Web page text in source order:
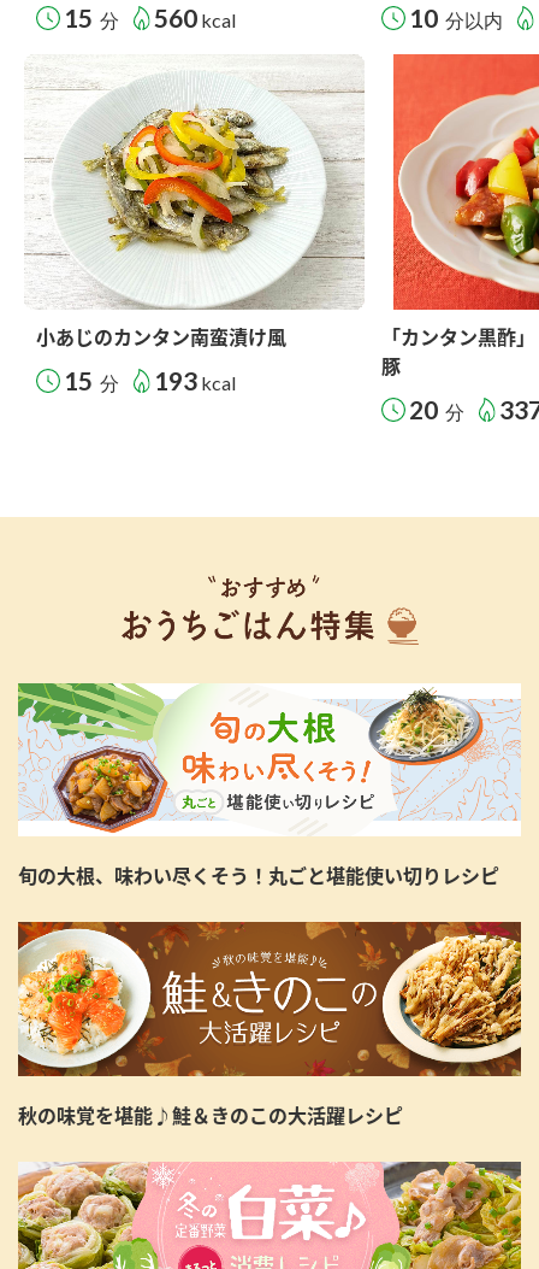
15 分 560 kcal 10 分以内
小あじのカンタン南蛮漬け風
15 分 193 kcal
「カンタン黒酢
豚
20 分
旬の大根、味わい尽くそう！丸ごと堪能使い切りレシピ
秋の味覚を堪能♪鮭＆きのこの大活躍レシピ